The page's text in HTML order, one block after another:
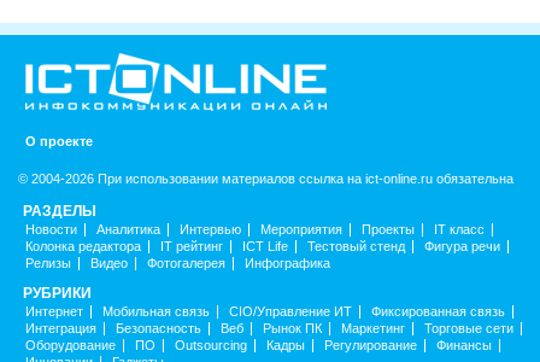
О проекте
© 2004-2026 При использовании материалов ссылка на ict-online.ru обязательна
РАЗДЕЛЫ
Новости Аналитика Интервью Мероприятия Проекты
IT класс
Колонка редактора
IT рейтинг ICT Life Тестовый стенд
Фигура речи
Релизы
Видео Фотогалерея Инфографика
РУБРИКИ
Интернет Мобильная связь CIO/Управление ИТ
Фиксированная связь
Интеграция
Безопасность Веб Рынок ПК Маркетинг
Торговые сети
Оборудование
ПО Outsourcing Кадры Регулирование
Финансы